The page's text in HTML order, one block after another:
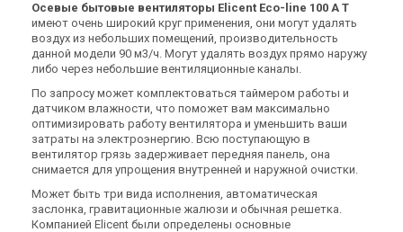
Осевые бытовые вентиляторы Elicent Eco-line 100 A T
имеют очень широкий круг применения, они могут удалять
воздух из небольших помещений, производительность
данной модели 90 м3/ч. Могут удалять воздух прямо наружу
либо через небольшие вентиляционные каналы.
По запросу может комплектоваться таймером работы и
датчиком влажности, что поможет вам максимально
оптимизировать работу вентилятора и уменьшить ваши
затраты на электроэнергию. Всю поступающую в
вентилятор грязь задерживает передняя панель, она
снимается для упрощения внутренней и наружной очистки.
Может быть три вида исполнения, автоматическая
заслонка, гравитационные жалюзи и обычная решетка.
Компанией Elicent были определены основные